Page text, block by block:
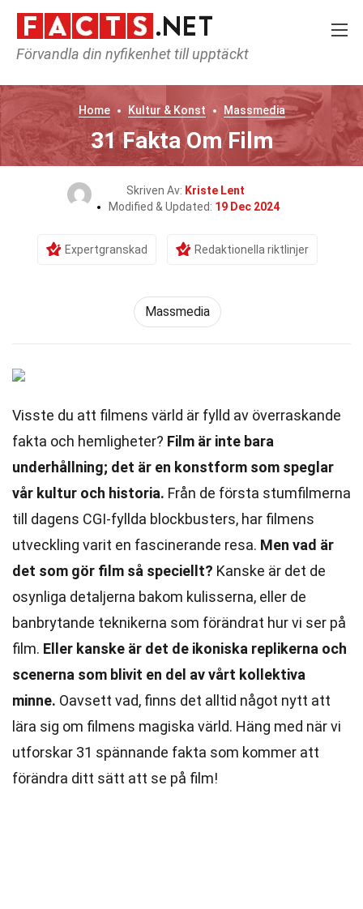
Förvandla din nyfikenhet till upptäckt
Home Kultur & Konst Massmedia
31 Fakta Om Film
Skriven Av: Kriste Lent
Modified & Updated: 19 Dec 2024
Expertgranskad Redaktionella riktlinjer
Massmedia
Visste du att filmens värld är fylld av överraskande
fakta och hemligheter? Film är inte bara
underhållning; det är en konstform som speglar
vår kultur och historia. Från de första stumfilmerna
till dagens CGI-fyllda blockbusters, har filmens
utveckling varit en fascinerande resa. Men vad är
det som gör film så speciellt? Kanske är det de
osynliga detaljerna bakom kulisserna, eller de
banbrytande teknikerna som förändrat hur vi ser på
film. Eller kanske är det de ikoniska replikerna och
scenerna som blivit en del av vårt kollektiva
minne. Oavsett vad, finns det alltid något nytt att
lära sig om filmens magiska värld. Häng med när vi
utforskar 31 spännande fakta som kommer att
förändra ditt sätt att se på film!